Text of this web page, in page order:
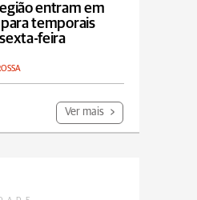
entram em
temporais
feira
Ver mais